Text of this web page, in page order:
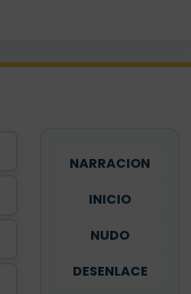
NARRACION
INICIO
NUDO
DESENLACE